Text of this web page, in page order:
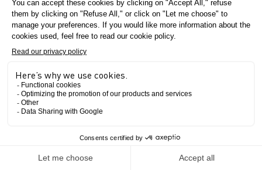
Joshua
Ellis-
Kynoch-
William
Le salon